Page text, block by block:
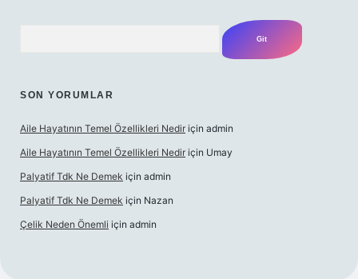
SON YORUMLAR
Aile Hayatının Temel Özellikleri Nedir için admin
Aile Hayatının Temel Özellikleri Nedir için Umay
Palyatif Tdk Ne Demek için admin
Palyatif Tdk Ne Demek için Nazan
Çelik Neden Önemli için admin